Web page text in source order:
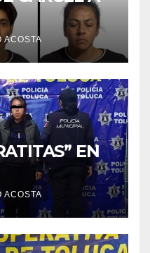
ACOSTA
EN
ACOSTA